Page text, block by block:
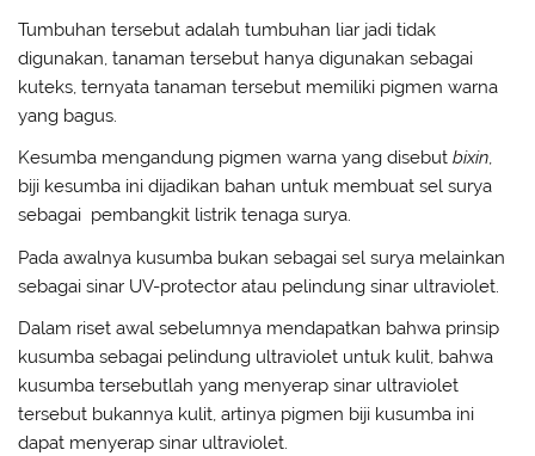
Tumbuhan tersebut adalah tumbuhan liar jadi tidak
digunakan, tanaman tersebut hanya digunakan sebagai
kuteks, ternyata tanaman tersebut memiliki pigmen warna
yang bagus.
Kesumba mengandung pigmen warna yang disebutbixin,
biji kesumba ini dijadikan bahan untuk membuat sel surya
sebagai pembangkit listrik tenaga surya.
Pada awalnya kusumba bukan sebagai sel surya melainkan
sebagai sinar UV-protector atau pelindung sinar ultraviolet.
Dalam riset awal sebelumnya mendapatkan bahwa prinsip
kusumba sebagai pelindung ultraviolet untuk kulit, bahwa
kusumba tersebutlah yang menyerap sinar ultraviolet
tersebut bukannya kulit, artinya pigmen biji kusumba ini
dapat menyerap sinar ultraviolet.